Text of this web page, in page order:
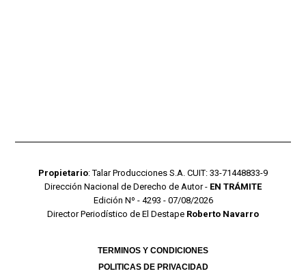
Propietario: Talar Producciones S.A. CUIT: 33-71448833-9
Dirección Nacional de Derecho de Autor - EN TRÁMITE
Edición Nº - 4293 - 07/08/2026
Director Periodístico de El Destape Roberto Navarro
TERMINOS Y CONDICIONES
POLITICAS DE PRIVACIDAD